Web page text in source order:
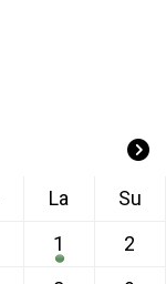
La
Su
1
2